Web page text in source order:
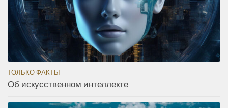
ТОЛЬКО ФАКТЫ
Об искусственном интеллекте